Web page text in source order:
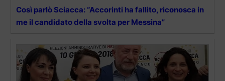
Così parlò Sciacca: “Accorinti ha fallito, riconosca in
me il candidato della svolta per Messina”